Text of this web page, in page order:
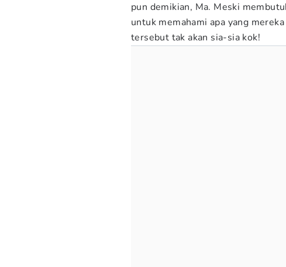
pun demikian, Ma. Meski
untuk memahami apa yang
tersebut tak akan sia-sia kok!